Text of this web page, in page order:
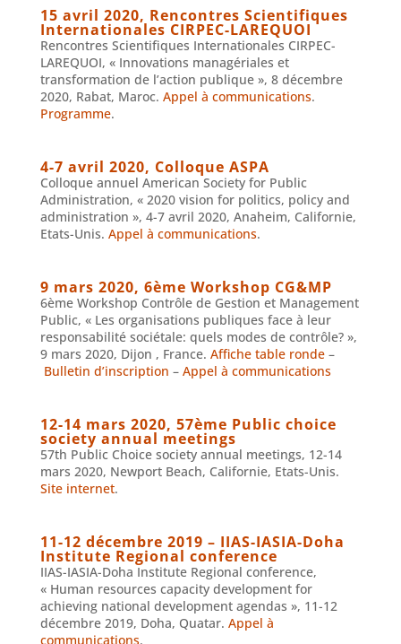
15 avril 2020, Rencontres Scientifiques
Internationales CIRPEC-LAREQUOI
Rencontres Scientifiques Internationales CIRPEC-
LAREQUOI, « Innovations managériales et
transformation de l’action publique », 8 décembre
2020, Rabat, Maroc. Appel à communications.
Programme.
4-7 avril 2020, Colloque ASPA
Colloque annuel American Society for Public
Administration, « 2020 vision for politics, policy and
administration », 4-7 avril 2020, Anaheim, Californie,
Etats-Unis. Appel à communications.
9 mars 2020, 6ème Workshop CG&MP
6ème Workshop Contrôle de Gestion et Management
Public, « Les organisations publiques face à leur
responsabilité sociétale: quels modes de contrôle? »,
9 mars 2020, Dijon , France. Affiche table ronde–
Bulletin d’inscription – Appel à communications
12-14 mars 2020, 57ème Public choice
society annual meetings
57th Public Choice society annual meetings, 12-14
mars 2020, Newport Beach, Californie, Etats-Unis.
Site internet.
11-12 décembre 2019 – IIAS-IASIA-Doha
Institute Regional conference
IIAS-IASIA-Doha Institute Regional conference,
« Human resources capacity development for
achieving national development agendas », 11-12
décembre 2019, Doha, Quatar. Appel à
communications.